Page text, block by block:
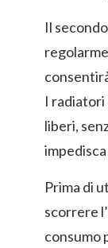
Il
I
liberi,
Prima di
scorrere
consumo